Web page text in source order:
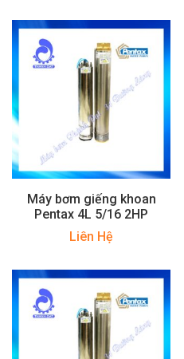
Máy bơm giếng khoan
Pentax 4L 5/16 2HP
Liên Hệ